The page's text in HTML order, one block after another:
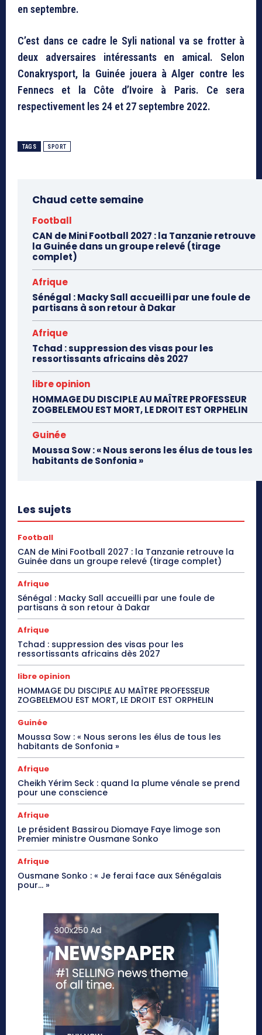
en septembre.
C’est dans ce cadre le Syli national va se frotter à
deux adversaires intéressants en amical. Selon
Conakrysport, la Guinée jouera à Alger contre les
Fennecs et la Côte d’Ivoire à Paris. Ce sera
respectivement les 24 et 27 septembre 2022.
TAGS SPORT
Chaud cette semaine
Football
CAN de Mini Football 2027 : la Tanzanie retrouve
la Guinée dans un groupe relevé (tirage
complet)
Afrique
Sénégal : Macky Sall accueilli par une foule de
partisans à son retour à Dakar
Afrique
Tchad : suppression des visas pour les
ressortissants africains dès 2027
libre opinion
HOMMAGE DU DISCIPLE AU MAÎTRE PROFESSEUR
ZOGBELEMOU EST MORT, LE DROIT EST ORPHELIN
Guinée
Moussa Sow : « Nous serons les élus de tous les
habitants de Sonfonia »
Les sujets
Football
CAN de Mini Football 2027 : la Tanzanie retrouve la
Guinée dans un groupe relevé (tirage complet)
Afrique
Sénégal : Macky Sall accueilli par une foule de
partisans à son retour à Dakar
Afrique
Tchad : suppression des visas pour les
ressortissants africains dès 2027
libre opinion
HOMMAGE DU DISCIPLE AU MAÎTRE PROFESSEUR
ZOGBELEMOU EST MORT, LE DROIT EST ORPHELIN
Guinée
Moussa Sow : « Nous serons les élus de tous les
habitants de Sonfonia »
Afrique
Cheikh Yérim Seck : quand la plume vénale se prend
pour une conscience
Afrique
Le président Bassirou Diomaye Faye limoge son
Premier ministre Ousmane Sonko
Afrique
Ousmane Sonko : « Je ferai face aux Sénégalais
pour… »